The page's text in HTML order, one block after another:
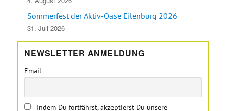
Sommerfest der Aktiv-Oase Eilenburg 2026
31. Juli 2026
NEWSLETTER ANMELDUNG
Email
Indem Du fortfährst, akzeptierst Du unsere